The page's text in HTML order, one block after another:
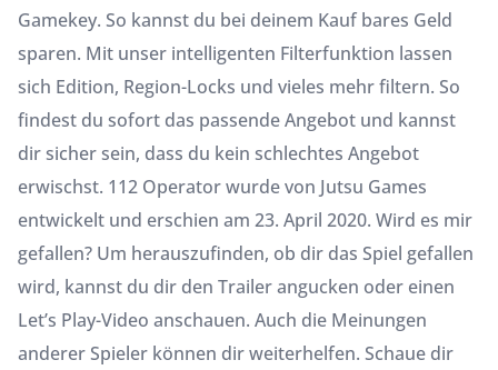
Gamekey. So kannst du bei deinem Kauf bares Geld
sparen. Mit unser intelligenten Filterfunktion lassen
sich Edition, Region-Locks und vieles mehr filtern. So
findest du sofort das passende Angebot und kannst
dir sicher sein, dass du kein schlechtes Angebot
erwischst. 112 Operator wurde von Jutsu Games
entwickelt und erschien am 23. April 2020. Wird es mir
gefallen? Um herauszufinden, ob dir das Spiel gefallen
wird, kannst du dir den Trailer angucken oder einen
Let’s Play-Video anschauen. Auch die Meinungen
anderer Spieler können dir weiterhelfen. Schaue dir